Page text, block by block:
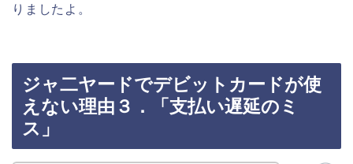
りましたよ。
ジャ二ヤードでデビットカードが使
えない理由３．「支払い遅延のミ
ス」